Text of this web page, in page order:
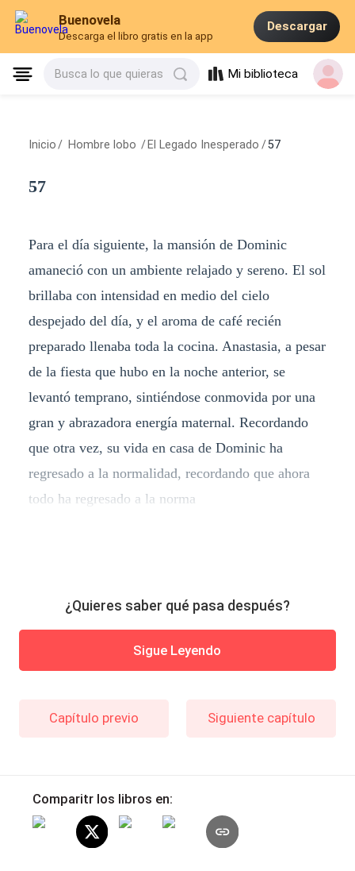
Buenovela
Descarga el libro gratis en la app
Descargar
Busca lo que quieras Mi biblioteca
Inicio / Hombre lobo / El Legado Inesperado /57
57
Para el día siguiente, la mansión de Dominic
amaneció con un ambiente relajado y sereno. El sol
brillaba con intensidad en medio del cielo
despejado del día, y el aroma de café recién
preparado llenaba toda la cocina. Anastasia, a pesar
de la fiesta que hubo en la noche anterior, se
levantó temprano, sintiéndose conmovida por una
gran y abrazadora energía maternal. Recordando
que otra vez, su vida en casa de Dominic ha
regresado a la normalidad, recordando que ahora
todo ha regresado a la norma
¿Quieres saber qué pasa después?
Sigue Leyendo
Capítulo previo Siguiente capítulo
Comparitr los libros en: